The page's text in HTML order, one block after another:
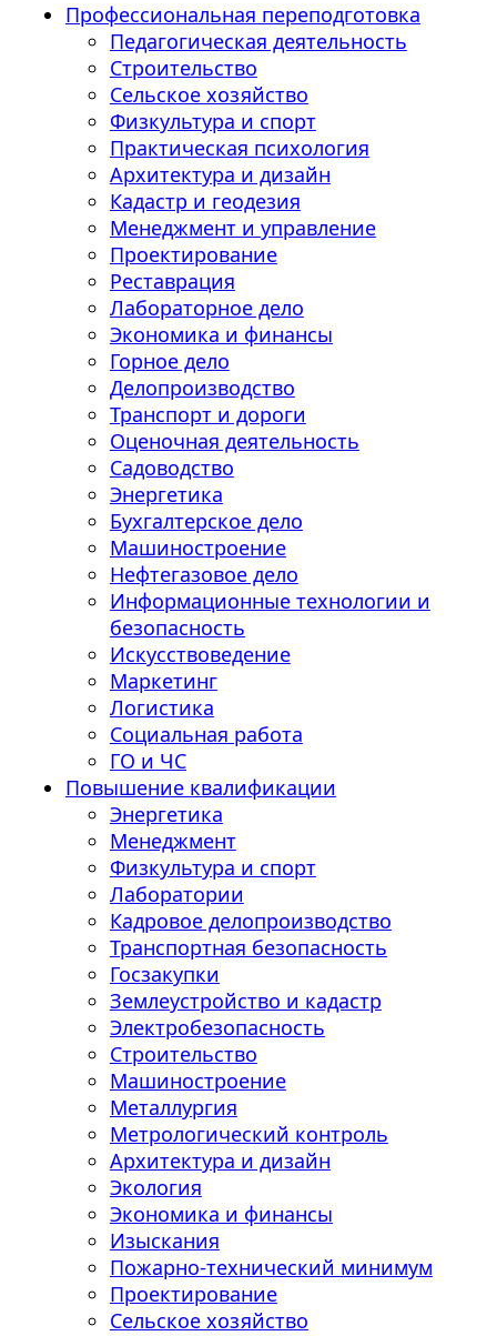
Профессиональная переподготовка
Педагогическая деятельность
Строительство
Сельское хозяйство
Физкультура и спорт
Практическая психология
Архитектура и дизайн
Кадастр и геодезия
Менеджмент и управление
Проектирование
Реставрация
Лабораторное дело
Экономика и финансы
Горное дело
Делопроизводство
Транспорт и дороги
Оценочная деятельность
Садоводство
Энергетика
Бухгалтерское дело
Машиностроение
Нефтегазовое дело
Информационные технологии и
безопасность
Искусствоведение
Маркетинг
Логистика
Социальная работа
ГО и ЧС
Повышение квалификации
Энергетика
Менеджмент
Физкультура и спорт
Лаборатории
Кадровое делопроизводство
Транспортная безопасность
Госзакупки
Землеустройство и кадастр
Электробезопасность
Строительство
Машиностроение
Металлургия
Метрологический контроль
Архитектура и дизайн
Экология
Экономика и финансы
Изыскания
Пожарно-технический минимум
Проектирование
Сельское хозяйство